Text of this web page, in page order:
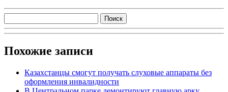
Похожие записи
Казахстанцы смогут получать слуховые аппараты без
оформления инвалидности